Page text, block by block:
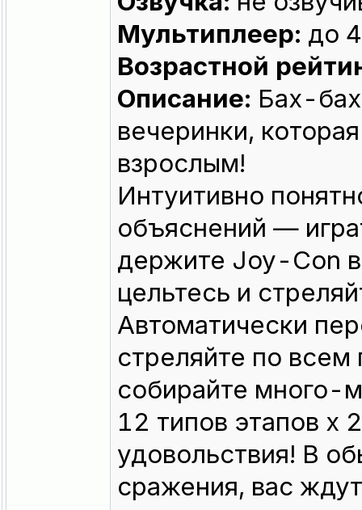
Мультиплеер: до
Возрастной
Описание: Бах-
вечеринки,
взрослым!
Интуитивно
объяснений —
держите Joy-Con в
цельтесь и
Автоматически
стреляйте по
собирайте много-
12 типов этапов x
удовольствия! В
сражения, вас